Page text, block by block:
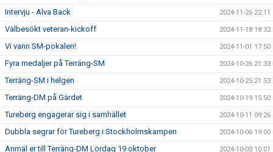
Intervju - Alva Back 2024-11-26 22:11
Välbesökt veteran-kickoff 2024-11-18 18:32
Vi vann SM-pokalen! 2024-11-01 17:50
Fyra medaljer på Terräng-SM 2024-10-26 21:33
Terräng-SM i helgen 2024-10-25 21:53
Terräng-DM på Gärdet 2024-10-19 15:50
Tureberg engagerar sig i samhället 2024-10-11 09:26
Dubbla segrar för Tureberg i Stockholmskampen 2024-10-06 19:00
Anmäl er till Terräng-DM Lördag 19 oktober 2024-10-03 10:01